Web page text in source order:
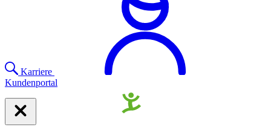
Karriere
Kundenportal